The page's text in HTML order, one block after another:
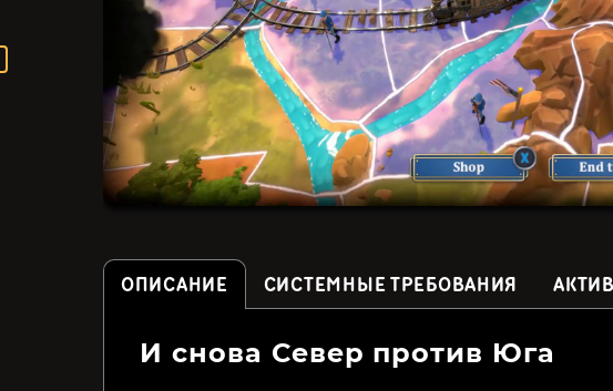
BOT.vinnik Chess: Early
ОПИСАНИЕ СИСТЕМНЫЕ ТРЕБОВАНИЯ
И снова Север против Юга